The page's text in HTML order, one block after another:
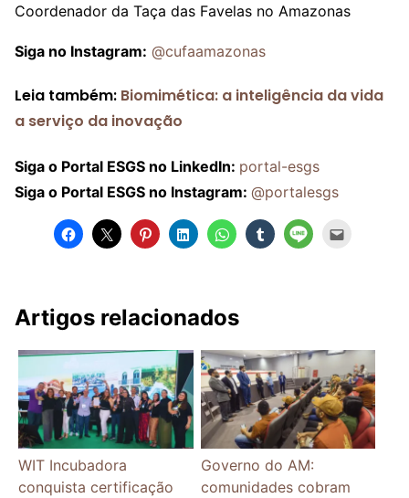
Coordenador da Taça das Favelas no Amazonas
Siga no Instagram: @cufaamazonas
Leia também: Biomimética: a inteligência da vida
a serviço da inovação
Siga o Portal ESGS no LinkedIn: portal-esgs
Siga o Portal ESGS no Instagram: @portalesgs
Artigos relacionados
WIT Incubadora
conquista certificação
Governo do AM:
comunidades cobram